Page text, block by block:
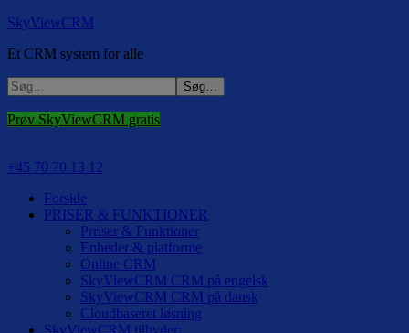
SkyViewCRM
Et CRM system for alle
Prøv SkyViewCRM gratis
+45 70 70 13 12
Forside
PRISER & FUNKTIONER
Prriser & Funktioner
Enheder & platforme
Online CRM
SkyViewCRM CRM på engelsk
SkyViewCRM CRM på dansk
Cloudbaseret løsning
SkyViewCRM tilbyder: